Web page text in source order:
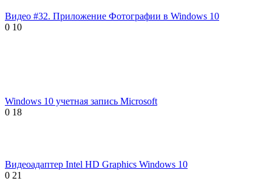
Видео #32. Приложение Фотографии в Windows 10
0 10
Windows 10 учетная запись Microsoft
0 18
Видеоадаптер Intel HD Graphics Windows 10
0 21